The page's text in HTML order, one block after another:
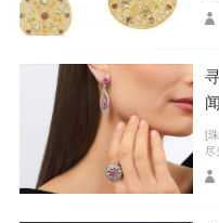
全新“秘境臻藏”高级珠
路易威登女性在生命的
亦亲手执笔自我传奇｡全
品,本次杭州展览呈现
志性Monogram切割钻
炼､启迪与蜕变的瑰丽旅
[
尽